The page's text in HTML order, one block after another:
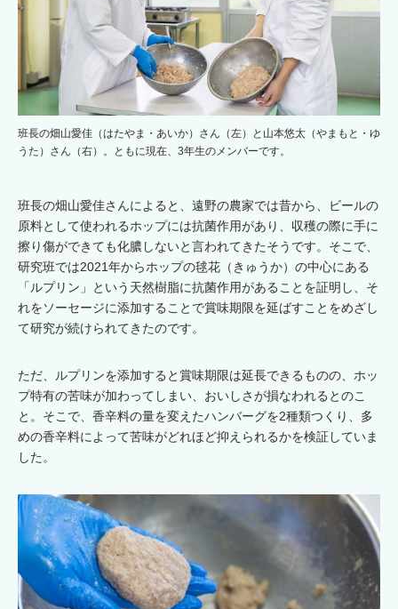
班長の畑山愛佳（はたやま・あいか）さん（左）と山本悠太（やまもと・ゆ
うた）さん（右）。ともに現在、3年生のメンバーです。
班長の畑山愛佳さんによると、遠野の農家では昔から、ビールの
原料として使われるホップには抗菌作用があり、収穫の際に手に
擦り傷ができても化膿しないと言われてきたそうです。そこで、
研究班では2021年からホップの毬花（きゅうか）の中心にある
「ルプリン」という天然樹脂に抗菌作用があることを証明し、そ
れをソーセージに添加することで賞味期限を延ばすことをめざし
て研究が続けられてきたのです。
ただ、ルプリンを添加すると賞味期限は延長できるものの、ホッ
プ特有の苦味が加わってしまい、おいしさが損なわれるとのこ
と。そこで、香辛料の量を変えたハンバーグを2種類つくり、多
めの香辛料によって苦味がどれほど抑えられるかを検証していま
した。